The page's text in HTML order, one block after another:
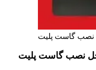
گاست پلیت
نصب گاست پلیت